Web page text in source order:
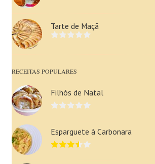
Tarte de Maçã
RECEITAS POPULARES
Filhós de Natal
Esparguete à Carbonara